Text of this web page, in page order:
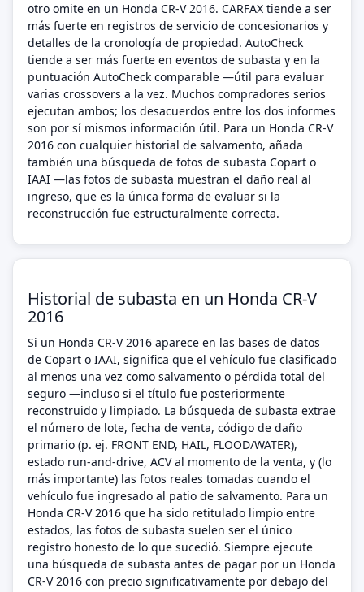
otro omite en un Honda CR-V 2016. CARFAX tiende a ser
más fuerte en registros de servicio de concesionarios y
detalles de la cronología de propiedad. AutoCheck
tiende a ser más fuerte en eventos de subasta y en la
puntuación AutoCheck comparable —útil para evaluar
varias crossovers a la vez. Muchos compradores serios
ejecutan ambos; los desacuerdos entre los dos informes
son por sí mismos información útil. Para un Honda CR-V
2016 con cualquier historial de salvamento, añada
también una búsqueda de fotos de subasta Copart o
IAAI —las fotos de subasta muestran el daño real al
ingreso, que es la única forma de evaluar si la
reconstrucción fue estructuralmente correcta.
Historial de subasta en un Honda CR-V
2016
Si un Honda CR-V 2016 aparece en las bases de datos
de Copart o IAAI, significa que el vehículo fue clasificado
al menos una vez como salvamento o pérdida total del
seguro —incluso si el título fue posteriormente
reconstruido y limpiado. La búsqueda de subasta extrae
el número de lote, fecha de venta, código de daño
primario (p. ej. FRONT END, HAIL, FLOOD/WATER),
estado run-and-drive, ACV al momento de la venta, y (lo
más importante) las fotos reales tomadas cuando el
vehículo fue ingresado al patio de salvamento. Para un
Honda CR-V 2016 que ha sido retitulado limpio entre
estados, las fotos de subasta suelen ser el único
registro honesto de lo que sucedió. Siempre ejecute
una búsqueda de subasta antes de pagar por un Honda
CR-V 2016 con precio significativamente por debajo del